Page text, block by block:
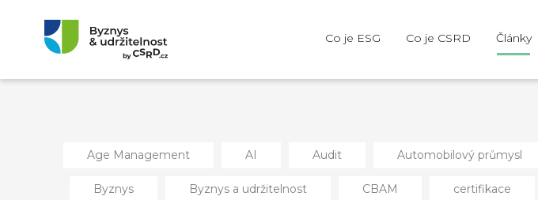
Co je ESG Co je CSRD Články
Age Management AI Audit Automobilový průmysl
Byznys Byznys a udržitelnost CBAM certifikace